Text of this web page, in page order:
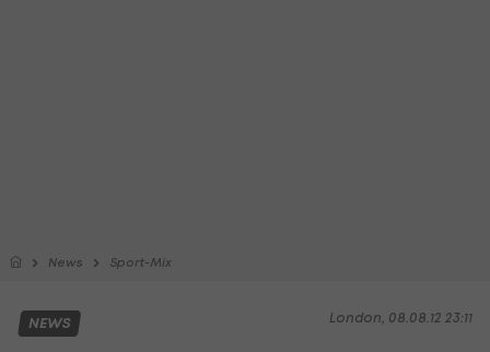
News Sport-Mix
London, 08.08.12 23:11
NEWS